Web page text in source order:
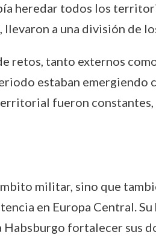
heredar todos los
a una división de
retos, tanto externos
estaban emergiendo
fueron
militar, sino que
en Europa Central.
fortalecer sus